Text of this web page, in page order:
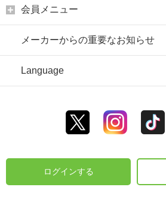
会員メニュー
メーカーからの重要なお知らせ
Language
ログインする